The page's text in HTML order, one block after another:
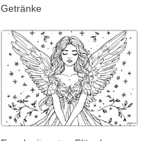
Getränke